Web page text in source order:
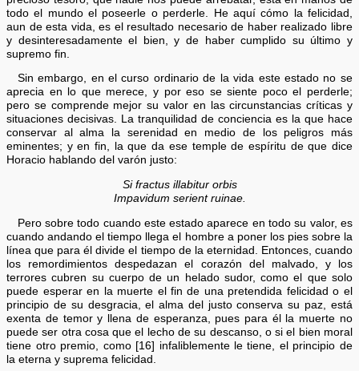
todo el mundo el poseerle o perderle. He aquí cómo la felicidad,
aun de esta vida, es el resultado necesario de haber realizado libre
y desinteresadamente el bien, y de haber cumplido su último y
supremo fin.
Sin embargo, en el curso ordinario de la vida este estado no se
aprecia en lo que merece, y por eso se siente poco el perderle;
pero se comprende mejor su valor en las circunstancias críticas y
situaciones decisivas. La tranquilidad de conciencia es la que hace
conservar al alma la serenidad en medio de los peligros más
eminentes; y en fin, la que da ese temple de espíritu de que dice
Horacio hablando del varón justo:
Si fractus illabitur orbis
Impavidum serient ruinae.
Pero sobre todo cuando este estado aparece en todo su valor, es
cuando andando el tiempo llega el hombre a poner los pies sobre la
línea que para él divide el tiempo de la eternidad. Entonces, cuando
los remordimientos despedazan el corazón del malvado, y los
terrores cubren su cuerpo de un helado sudor, como el que solo
puede esperar en la muerte el fin de una pretendida felicidad o el
principio de su desgracia, el alma del justo conserva su paz, está
exenta de temor y llena de esperanza, pues para él la muerte no
puede ser otra cosa que el lecho de su descanso, o si el bien moral
tiene otro premio, como [16] infaliblemente le tiene, el principio de
la eterna y suprema felicidad.